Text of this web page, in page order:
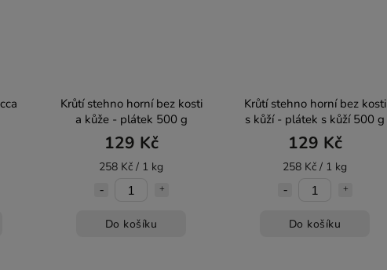
Krůtí stehno horní bez kosti
a kůže - plátek 500 g
129 Kč
258 Kč / 1 kg
Do košíku
Krůtí stehno horní bez kosti
s kůží - plátek s kůží 500 g
129 Kč
258 Kč / 1 kg
Do košíku